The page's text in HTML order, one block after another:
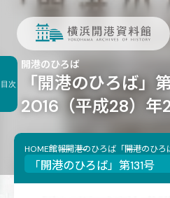
「開港のひろば」第
2016（平成28）年
開港のひろば
HOME館報開港のひろば 「開港のひ
目次